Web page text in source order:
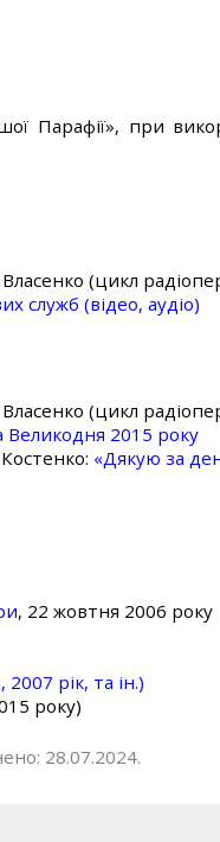
Парафії», при
(цикл
служб (відео, аудіо)
(цикл
Великодня 2015 року
«Дякую за
, 22 жовтня 2006 року
рік, та ін.)
року)
28.07.2024.